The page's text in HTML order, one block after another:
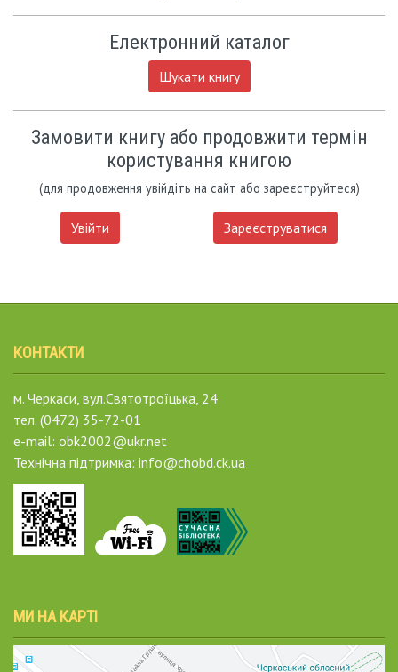
Електронний каталог
Шукати книгу
Замовити книгу або продовжити термін
користування книгою
(для продовження увійдіть на сайт або зареєструйтеся)
Увійти Зареєструватися
КОНТАКТИ
м. Черкаси, вул.Святотроїцька, 24
тел. (0472) 35-72-01
e-mail: obk2002@ukr.net
Технічна підтримка: info@chobd.ck.ua
МИ НА КАРТІ